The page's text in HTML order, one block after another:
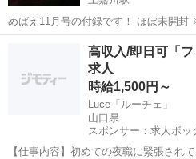
めばえ11月号の付録です！ ほぼ未開封 ※マスクの取引・販売はNGの
ため、マスクのみ取り出しの為、開封
ん。 ※本は付きません お
山口市 上嘉川駅 おもち
高収入/即日可「
求人
時給1,500円～
Luce「ルーチェ」
山口県
スポンサー：求人ボッ
【仕事内容】初めての夜職に緊張され